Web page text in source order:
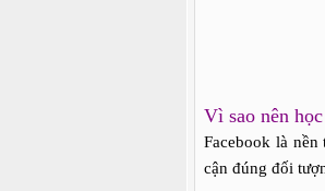
Vì sao nên
Facebook là
cận đúng đối